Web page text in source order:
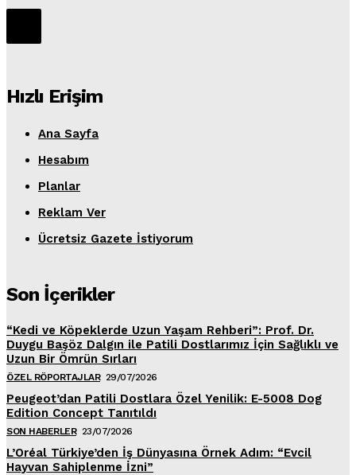
Hızlı Erişim
Ana Sayfa
Hesabım
Planlar
Reklam Ver
Ücretsiz Gazete İstiyorum
Son İçerikler
“Kedi ve Köpeklerde Uzun Yaşam Rehberi”: Prof. Dr.
Duygu Başöz Dalgın ile Patili Dostlarımız İçin Sağlıklı ve
Uzun Bir Ömrün Sırları
ÖZEL RÖPORTAJLAR 29/07/2026
Peugeot’dan Patili Dostlara Özel Yenilik: E-5008 Dog
Edition Concept Tanıtıldı
SON HABERLER 23/07/2026
L’Oréal Türkiye’den İş Dünyasına Örnek Adım: “Evcil
Hayvan Sahiplenme İzni”